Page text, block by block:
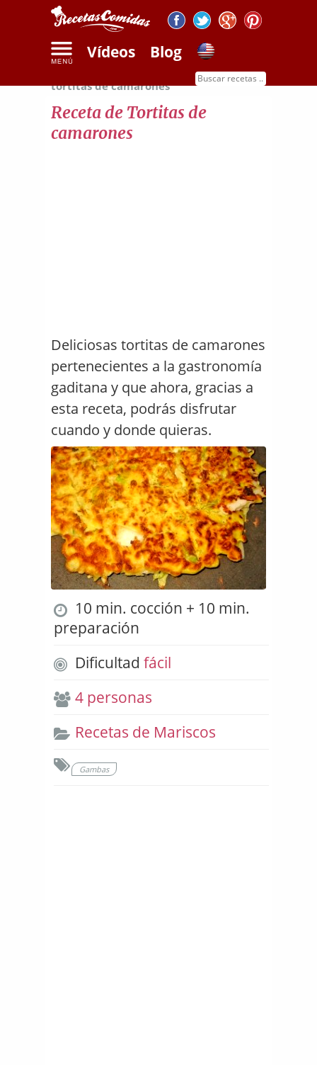
Vídeos Blog
Receta de
tortitas de camarones
Receta de Tortitas de
camarones
Deliciosas tortitas de camarones
pertenecientes a la gastronomía
gaditana y que ahora, gracias a
esta receta, podrás disfrutar
cuando y donde quieras.
10 min. cocción + 10 min.
preparación
Dificultad fácil
4 personas
Recetas de Mariscos
Gambas